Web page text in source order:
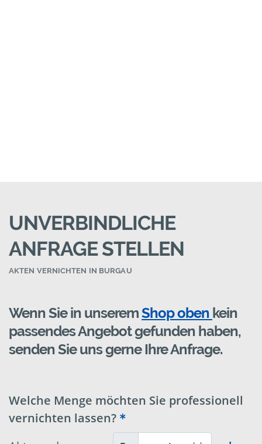
UNVERBINDLICHE
ANFRAGE STELLEN
AKTEN VERNICHTEN IN BURGAU
Wenn Sie in unseremShop oben kein
passendes Angebot gefunden haben,
senden Sie uns gerne Ihre Anfrage.
Welche Menge möchten Sie professionell
vernichten lassen?